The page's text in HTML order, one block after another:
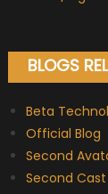
BLOGS
Beta
Official Blog
Second
Second Cast